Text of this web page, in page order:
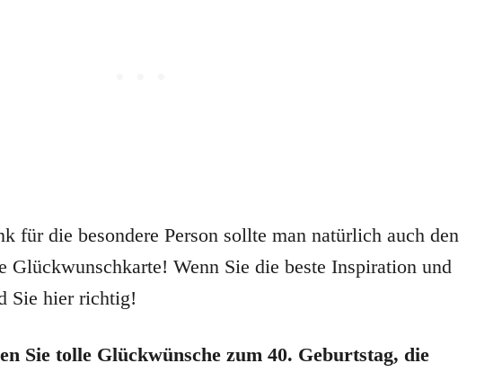
für die besondere Person sollte man natürlich auch den
Glückwunschkarte! Wenn Sie die beste Inspiration und
Sie hier richtig!
Sie tolle Glückwünsche zum 40. Geburtstag, die